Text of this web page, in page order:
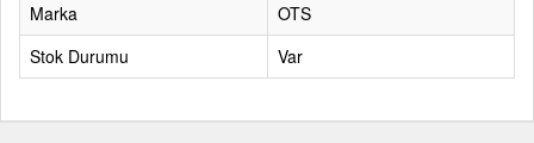
Marka
OTS
Stok Durumu
Var